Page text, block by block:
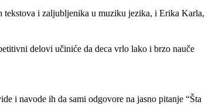
tekstova i zaljubljenika u muziku jezika, i Erika Karla,
delovi učiniće da deca vrlo lako i brzo nauče
i navode ih da sami odgovore na jasno pitanje “Šta